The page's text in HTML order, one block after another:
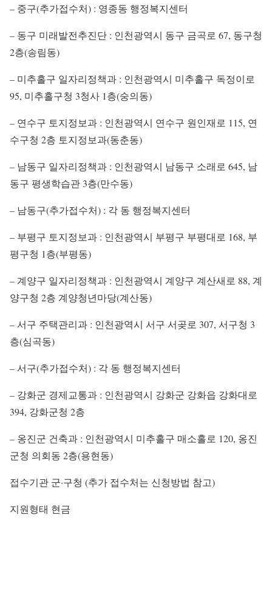
– 중구(추가접수처) : 영종동 행정복지센터
– 동구 미래발전추진단 : 인천광역시 동구 금곡로 67, 동구청
2층(송림동)
– 미추홀구 일자리정책과 : 인천광역시 미추홀구 독정이로
95, 미추홀구청 3청사 1층(숭의동)
– 연수구 토지정보과 : 인천광역시 연수구 원인재로 115, 연
수구청 2층 토지정보과(동춘동)
– 남동구 일자리정책과 : 인천광역시 남동구 소래로 645, 남
동구 평생학습관 3층(만수동)
– 남동구(추가접수처) : 각 동 행정복지센터
– 부평구 토지정보과 : 인천광역시 부평구 부평대로 168, 부
평구청 1층(부평동)
– 계양구 일자리정책과 : 인천광역시 계양구 계산새로 88, 계
양구청 2층 계양청년마당(계산동)
– 서구 주택관리과 : 인천광역시 서구 서곶로 307, 서구청 3
층(심곡동)
– 서구(추가접수처) : 각 동 행정복지센터
– 강화군 경제교통과 : 인천광역시 강화군 강화읍 강화대로
394, 강화군청 2층
– 옹진군 건축과 : 인천광역시 미추홀구 매소홀로 120, 옹진
군청 의회동 2층(용현동)
접수기관 군·구청 (추가 접수처는 신청방법 참고)
지원형태 현금